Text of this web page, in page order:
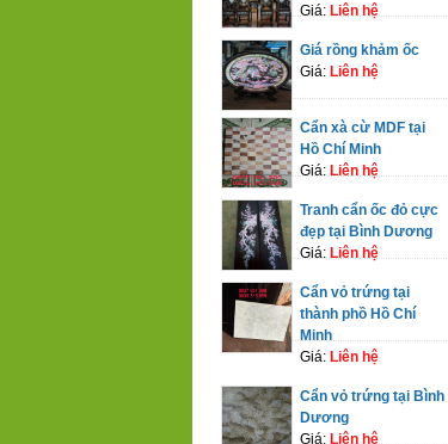
Giá: Liên hệ
Giá rồng khảm ốc
Giá: Liên hệ
Cẩn xà cừ MDF tại
Hồ Chí Minh
Giá: Liên hệ
Tranh cẩn ốc đỏ cực
đẹp tại Bình Dương
Giá: Liên hệ
Cẩn vỏ trứng tại
thành phồ Hồ Chí
Minh
Giá: Liên hệ
Cẩn vỏ trứng tại Bình
Dương
Giá: Liên hệ